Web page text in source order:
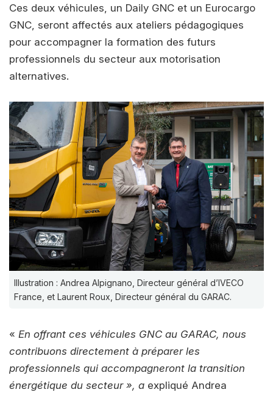
Ces deux véhicules, un Daily GNC et un Eurocargo
GNC, seront affectés aux ateliers pédagogiques
pour accompagner la formation des futurs
professionnels du secteur aux motorisation
alternatives.
Illustration : Andrea Alpignano, Directeur général d’IVECO
France, et Laurent Roux, Directeur général du GARAC.
« En offrant ces véhicules GNC au GARAC, nous
contribuons directement à préparer les
professionnels qui accompagneront la transition
énergétique du secteur », a expliqué Andrea